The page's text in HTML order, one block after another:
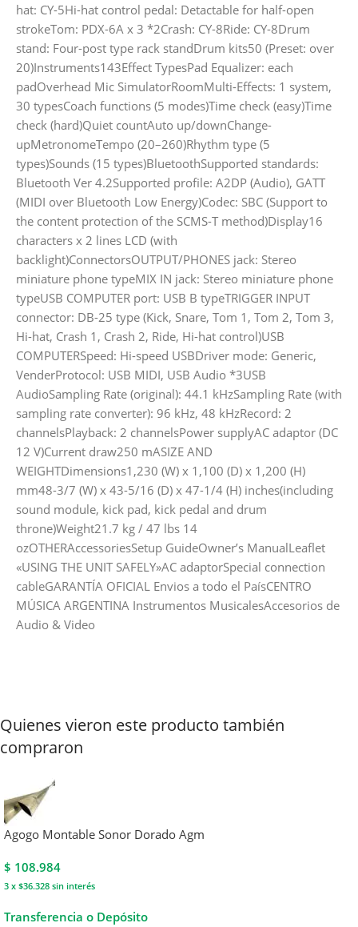
hat: CY-5Hi-hat control pedal: Detactable for half-open
strokeTom: PDX-6A x 3 *2Crash: CY-8Ride: CY-8Drum
stand: Four-post type rack standDrum kits50 (Preset: over
20)Instruments143Effect TypesPad Equalizer: each
padOverhead Mic SimulatorRoomMulti-Effects: 1 system,
30 typesCoach functions (5 modes)Time check (easy)Time
check (hard)Quiet countAuto up/downChange-
upMetronomeTempo (20–260)Rhythm type (5
types)Sounds (15 types)BluetoothSupported standards:
Bluetooth Ver 4.2Supported profile: A2DP (Audio), GATT
(MIDI over Bluetooth Low Energy)Codec: SBC (Support to
the content protection of the SCMS-T method)Display16
characters x 2 lines LCD (with
backlight)ConnectorsOUTPUT/PHONES jack: Stereo
miniature phone typeMIX IN jack: Stereo miniature phone
typeUSB COMPUTER port: USB B typeTRIGGER INPUT
connector: DB-25 type (Kick, Snare, Tom 1, Tom 2, Tom 3,
Hi-hat, Crash 1, Crash 2, Ride, Hi-hat control)USB
COMPUTERSpeed: Hi-speed USBDriver mode: Generic,
VenderProtocol: USB MIDI, USB Audio *3USB
AudioSampling Rate (original): 44.1 kHzSampling Rate (with
sampling rate converter): 96 kHz, 48 kHzRecord: 2
channelsPlayback: 2 channelsPower supplyAC adaptor (DC
12 V)Current draw250 mASIZE AND
WEIGHTDimensions1,230 (W) x 1,100 (D) x 1,200 (H)
mm48-3/7 (W) x 43-5/16 (D) x 47-1/4 (H) inches(including
sound module, kick pad, kick pedal and drum
throne)Weight21.7 kg / 47 lbs 14
ozOTHERAccessoriesSetup GuideOwner’s ManualLeaflet
«USING THE UNIT SAFELY»AC adaptorSpecial connection
cableGARANTÍA OFICIAL Envios a todo el PaísCENTRO
MÚSICA ARGENTINA Instrumentos MusicalesAccesorios de
Audio & Video
Quienes vieron este producto también
compraron
Agogo Montable Sonor Dorado Agm
$ 108.984
3 x $36.328 sin interés
Transferencia o Depósito